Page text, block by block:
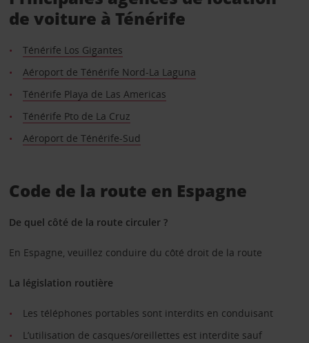
de voiture à Ténérife
Ténérife Los Gigantes
Aéroport de Ténérife Nord-La Laguna
Ténérife Playa de Las Americas
Ténérife Pto de La Cruz
Aéroport de Ténérife-Sud
Code de la route en Espagne
De quel côté de la route circuler ?
En Espagne, veuillez conduire du côté droit de la route
La législation routière
Les téléphones portables sont interdits en conduisant
L’utilisation de casques/oreillettes est interdite sauf